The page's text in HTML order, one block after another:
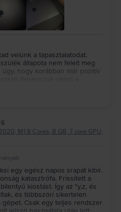
velünk a tapasztalatodat.
állapota nem felelt meg
hogy korábban már pozitív
legmegfelelőbb megoldást.
M1 8 Cores, 8 GB, 7 core GPU,
egy egész napos srapát kibír.
katasztrófa. Frissített a
kiostást. Így az "y,z, és
és többszöri sikertelen
Csak egy teljes rendszer